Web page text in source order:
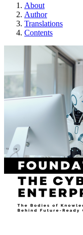
About
Author
Translations
Contents